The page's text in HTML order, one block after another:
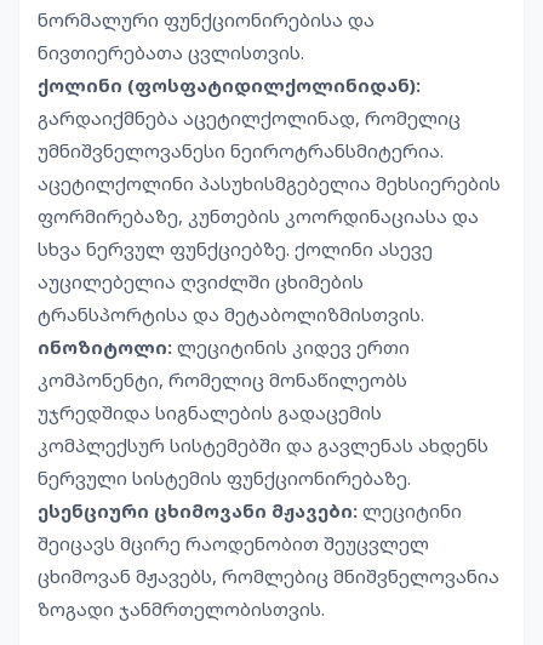
ნორმალური ფუნქციონირებისა და
ნივთიერებათა ცვლისთვის.
ქოლინი (ფოსფატიდილქოლინიდან):
გარდაიქმნება აცეტილქოლინად, რომელიც
უმნიშვნელოვანესი ნეიროტრანსმიტერია.
აცეტილქოლინი პასუხისმგებელია მეხსიერების
ფორმირებაზე, კუნთების კოორდინაციასა და
სხვა ნერვულ ფუნქციებზე. ქოლინი ასევე
აუცილებელია ღვიძლში ცხიმების
ტრანსპორტისა და მეტაბოლიზმისთვის.
ინოზიტოლი: ლეციტინის კიდევ ერთი
კომპონენტი, რომელიც მონაწილეობს
უჯრედშიდა სიგნალების გადაცემის
კომპლექსურ სისტემებში და გავლენას ახდენს
ნერვული სისტემის ფუნქციონირებაზე.
ესენციური ცხიმოვანი მჟავები: ლეციტინი
შეიცავს მცირე რაოდენობით შეუცვლელ
ცხიმოვან მჟავებს, რომლებიც მნიშვნელოვანია
ზოგადი ჯანმრთელობისთვის.